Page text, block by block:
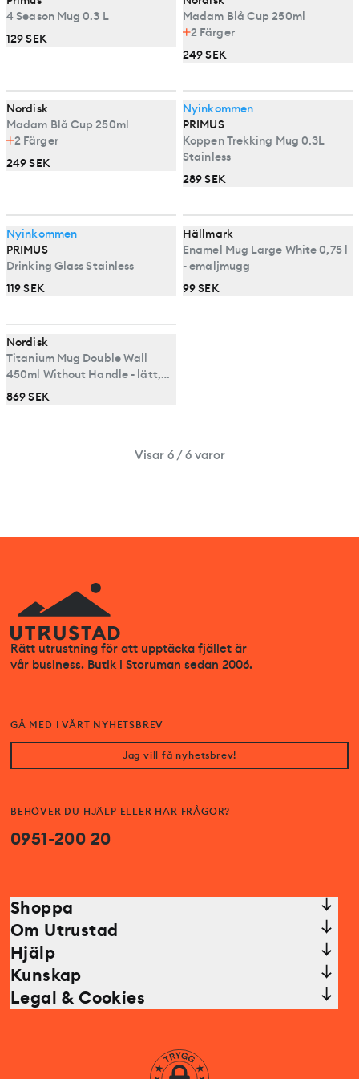
4 Season Mug 0.3 L
129 SEK
Madam Blå Cup 250ml
2 Färger
249 SEK
Nordisk
Madam Blå Cup 250ml
2 Färger
249 SEK
Nyinkommen
PRIMUS
Koppen Trekking Mug 0.3L
Stainless
289 SEK
Nyinkommen
PRIMUS
Drinking Glass Stainless
119 SEK
Hällmark
Enamel Mug Large White 0,75 l
- emaljmugg
99 SEK
Nordisk
Titanium Mug Double Wall
450ml Without Handle - lätt,
isolerande, mugg i titan
869 SEK
Visar 6 / 6 varor
Rätt utrustning för att upptäcka fjället är
vår business. Butik i Storuman sedan 2006.
BEHÖVER DU HJÄLP ELLER HAR FRÅGOR?
0951-200 20
GÅ MED I VÅRT NYHETSBREV
Jag vill få nyhetsbrev!
Shoppa
Om Utrustad
Hjälp
Kunskap
Legal & Cookies